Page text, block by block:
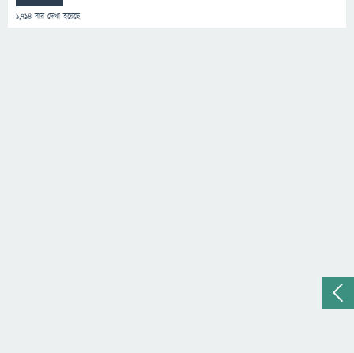
1,714 বার দেখা হয়েছে